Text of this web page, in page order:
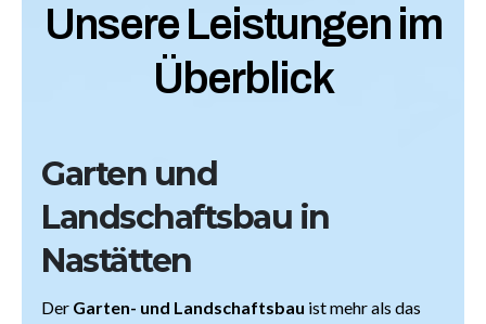
Unsere Leistungen im
Überblick
Garten und
Landschaftsbau in
Nastätten
Der Garten- und Landschaftsbau ist mehr als das